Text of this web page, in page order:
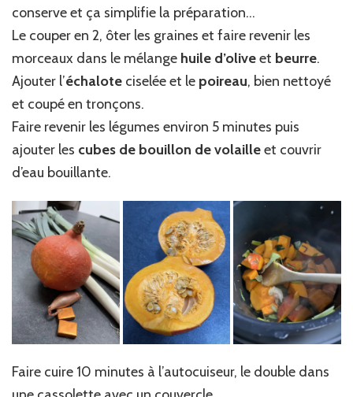
conserve et ça simplifie la préparation…
Le couper en 2, ôter les graines et faire revenir les
morceaux dans le mélange huile d’oliveet beurre.
Ajouter l’échalote ciselée et le poireau, bien nettoyé
et coupé en tronçons.
Faire revenir les légumes environ 5 minutes puis
ajouter les cubes de bouillon de volailleet couvrir
d’eau bouillante.
Faire cuire 10 minutes à l’autocuiseur, le double dans